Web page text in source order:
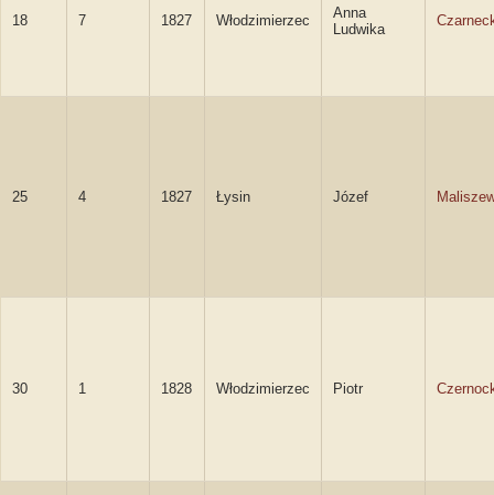
18 7 1827 Włodzimierzec
Anna
Ludwika
25 4 1827 Łysin Józef
30 1 1828 Włodzimierzec Piotr